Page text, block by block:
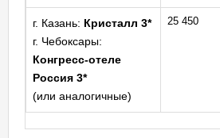
г. Казань: Кристалл 3*
г. Чебоксары:
Конгресс-отеле
Россия 3*
(или аналогичные)
25 450